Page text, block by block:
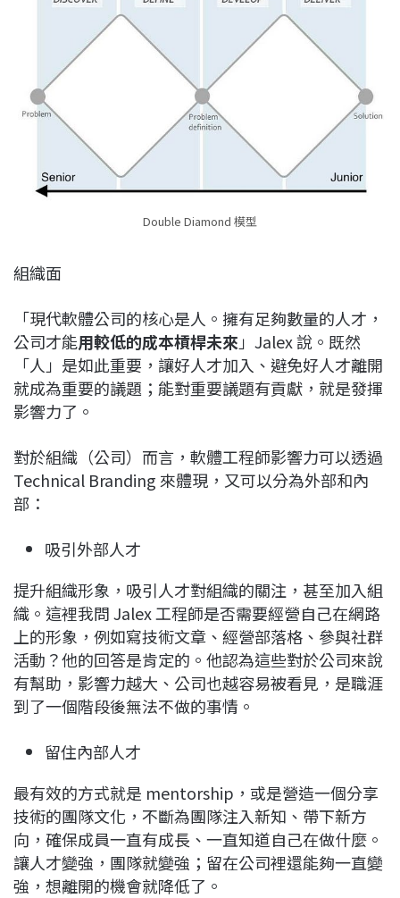
Double Diamond 模型
組織面
「現代軟體公司的核心是人。擁有足夠數量的人才，
公司才能用較低的成本槓桿未來 」Jalex 說。既然
「人」是如此重要，讓好人才加入、避免好人才離開
就成為重要的議題；能對重要議題有貢獻，就是發揮
影響力了。
對於組織（公司）而言，軟體工程師影響力可以透過
Technical Branding 來體現，又可以分為外部和內
部：
吸引外部人才
提升組織形象，吸引人才對組織的關注，甚至加入組
織。這裡我問 Jalex 工程師是否需要經營自己在網路
上的形象，例如寫技術文章、經營部落格、參與社群
活動？他的回答是肯定的。他認為這些對於公司來說
有幫助，影響力越大、公司也越容易被看見，是職涯
到了一個階段後無法不做的事情。
留住內部人才
最有效的方式就是 mentorship，或是營造一個分享
技術的團隊文化，不斷為團隊注入新知、帶下新方
向，確保成員一直有成長、一直知道自己在做什麼。
讓人才變強，團隊就變強；留在公司裡還能夠一直變
強，想離開的機會就降低了。